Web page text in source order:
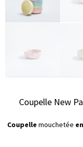
Coupelle New
Coupelle mouchetée